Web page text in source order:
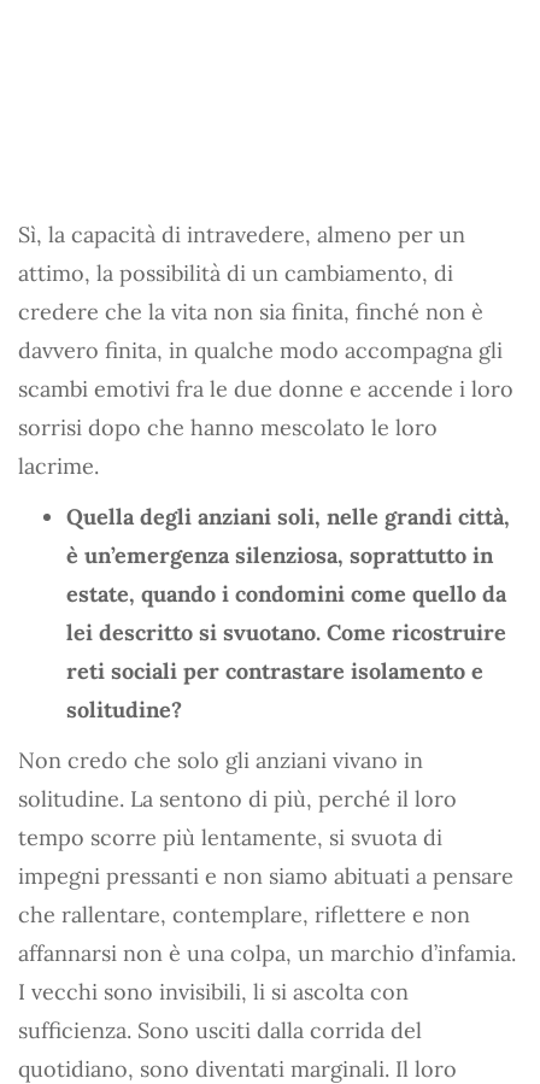
Sì, la capacità di intravedere, almeno per un
attimo, la possibilità di un cambiamento, di
credere che la vita non sia finita, finché non è
davvero finita, in qualche modo accompagna gli
scambi emotivi fra le due donne e accende i loro
sorrisi dopo che hanno mescolato le loro
lacrime.
Quella degli anziani soli, nelle grandi città,
è un’emergenza silenziosa, soprattutto in
estate, quando i condomini come quello da
lei descritto si svuotano. Come ricostruire
reti sociali per contrastare isolamento e
solitudine?
Non credo che solo gli anziani vivano in
solitudine. La sentono di più, perché il loro
tempo scorre più lentamente, si svuota di
impegni pressanti e non siamo abituati a pensare
che rallentare, contemplare, riflettere e non
affannarsi non è una colpa, un marchio d’infamia.
I vecchi sono invisibili, li si ascolta con
sufficienza. Sono usciti dalla corrida del
quotidiano, sono diventati marginali. Il loro